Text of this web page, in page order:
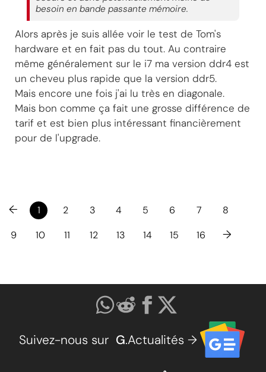
besoin en bande passante mémoire.
Alors après je suis allée voir le test de Tom's
hardware et en fait pas du tout. Au contraire
même généralement sur le i7 ma version ddr4 est
un cheveu plus rapide que la version ddr5.
Mais encore une fois j'ai lu très en diagonale.
Mais bon comme ça fait une grosse différence de
tarif et est bien plus intéressant financièrement
pour de l'upgrade.
← 1 2 3 4 5 6 7
8
9
10 11 12 13 14 15 16 →
Suivez-nous sur G.Actualités →